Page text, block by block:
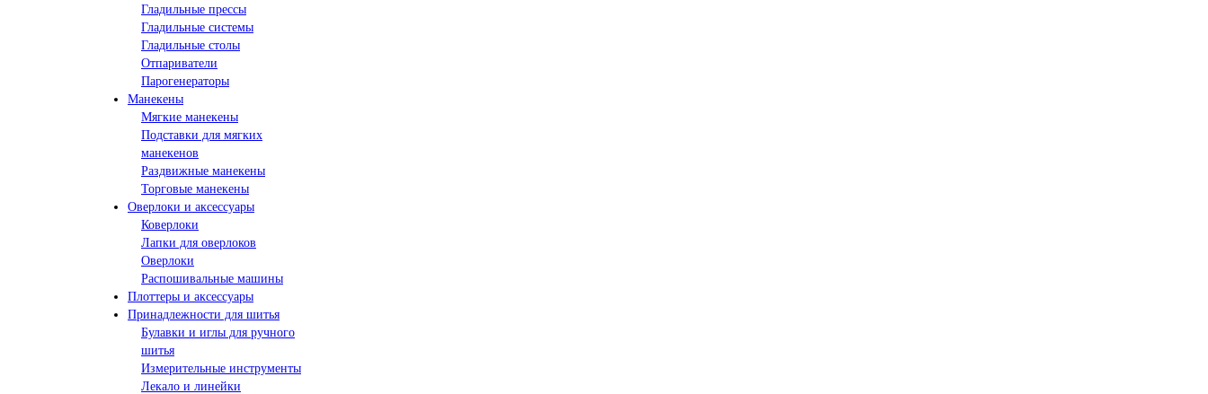
Гладильные прессы
Гладильные системы
Гладильные столы
Отпариватели
Парогенераторы
Манекены
Мягкие манекены
Подставки для мягких
манекенов
Раздвижные манекены
Торговые манекены
Оверлоки и аксессуары
Коверлоки
Лапки для оверлоков
Оверлоки
Распошивальные машины
Плоттеры и аксессуары
Принадлежности для шитья
Булавки и иглы для ручного
шитья
Измерительные инструменты
Лекало и линейки